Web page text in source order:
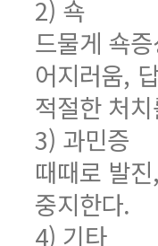
2) 쇽
드물게 쇽
어지러움,
적절한 처
3) 과민증
때때로 발
중지한다.
4) 기타